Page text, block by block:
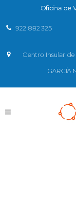
Oficina de
922 882 325
Centro Insular
GARCÍA